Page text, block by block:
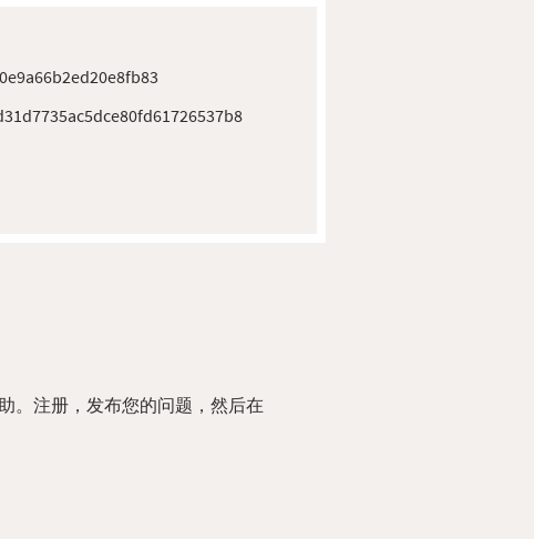
。注册，发布您的问题，然后在